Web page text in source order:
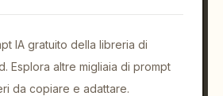
IA gratuito della libreria di
Esplora altre migliaia di prompt
da copiare e adattare.